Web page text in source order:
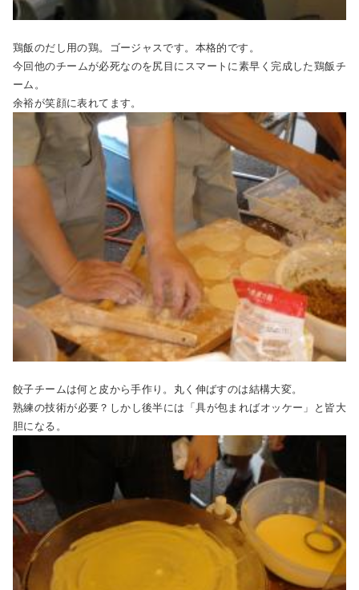
鶏飯のだし用の鶏。ゴージャスです。本格的です。
今回他のチームが必死なのを尻目にスマートに素早く完成した鶏飯チ
ーム。
余裕が笑顔に表れてます。
餃子チームは何と皮から手作り。丸く伸ばすのは結構大変。
熟練の技術が必要？しかし後半には「具が包まればオッケー」と皆大
胆になる。